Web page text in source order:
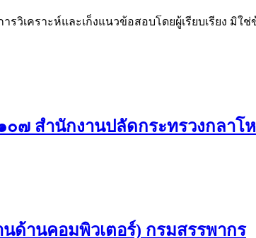
วิเคราะห์และเก็งแนวข้อสอบโดยผู้เรียบเรียง มิใ
๗ สำนักงานปลัดกระทรวงกลาโ
ด้านคอมพิวเตอร์) กรมสรรพากร